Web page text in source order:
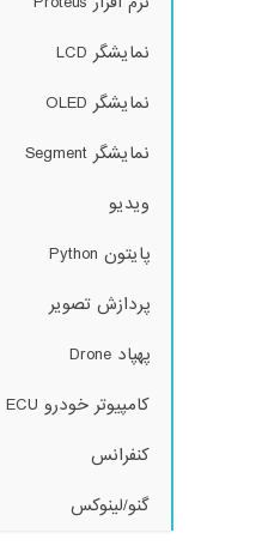
نمایشگر LCD
نمایشگر OLED
نمایشگر Segment
ویدیو
پایتون Python
پردازش تصویر
پهپاد Drone
کامپیوتر خودرو ECU
کنفرانس
گنو/لینوکس